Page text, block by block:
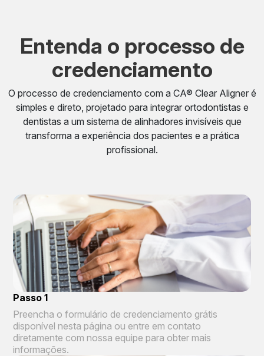
Entenda o processo de
credenciamento
O processo de credenciamento com a CA® Clear Aligner é
simples e direto, projetado para integrar ortodontistas e
dentistas a um sistema de alinhadores invisíveis que
transforma a experiência dos pacientes e a prática
profissional.
Passo 1
Preencha o formulário de credenciamento grátis
disponível nesta página ou entre em contato
diretamente com nossa equipe para obter mais
informações.